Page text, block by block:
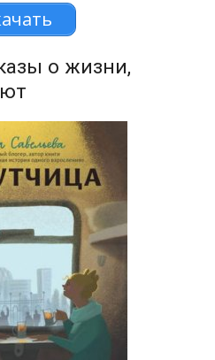
о жизни,